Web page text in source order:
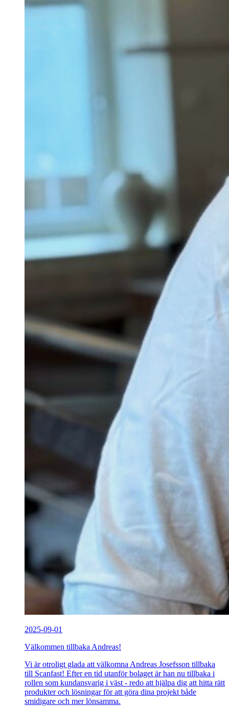
2025-09-01
Välkommen tillbaka Andreas!
Vi är otroligt glada att välkomna Andreas Josefsson tillbaka
till Scanfast! Efter en tid utanför bolaget är han nu tillbaka i
rollen som kundansvarig i väst - redo att hjälpa dig att hitta rätt
produkter och lösningar för att göra dina projekt både
smidigare och mer lönsamma.